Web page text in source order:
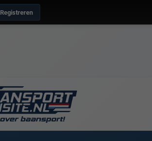
Registreren